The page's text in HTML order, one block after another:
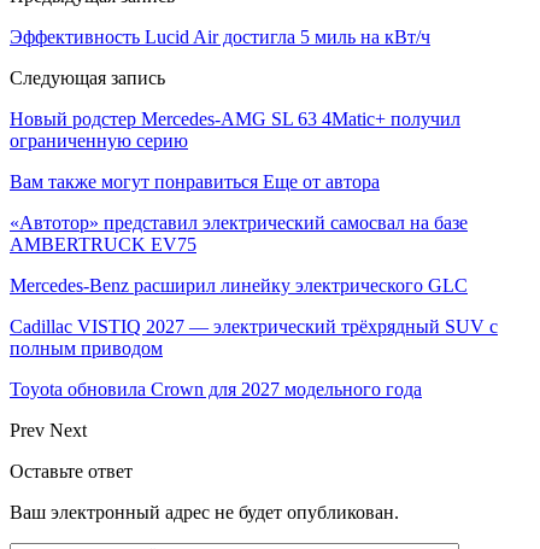
Эффективность Lucid Air достигла 5 миль на кВт/ч
Следующая запись
Новый родстер Mercedes-AMG SL 63 4Matic+ получил
ограниченную серию
Вам также могут понравиться Еще от автора
«Автотор» представил электрический самосвал на базе
AMBERTRUCK EV75
Mercedes-Benz расширил линейку электрического GLC
Cadillac VISTIQ 2027 — электрический трёхрядный SUV с
полным приводом
Toyota обновила Crown для 2027 модельного года
Prev Next
Оставьте ответ
Ваш электронный адрес не будет опубликован.